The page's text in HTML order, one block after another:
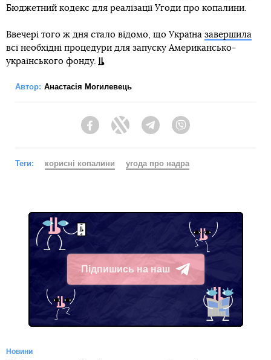
Бюджетний кодекс для реалізації Угоди про копалини.
Ввечері того ж дня стало відомо, що Україна завершила
всі необхідні процедури для запуску Американсько-
українського фонду.
Автор: Анастасія Могилевець
FacebookTwitter Telegram
Теги: корисні копалини угода про надра
Підпишись на наш
Telegram
Новини